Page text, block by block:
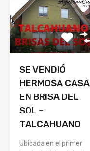
SE VENDIÓ
HERMOSA CASA
EN BRISA DEL
SOL –
TALCAHUANO
Ubicada en el primer